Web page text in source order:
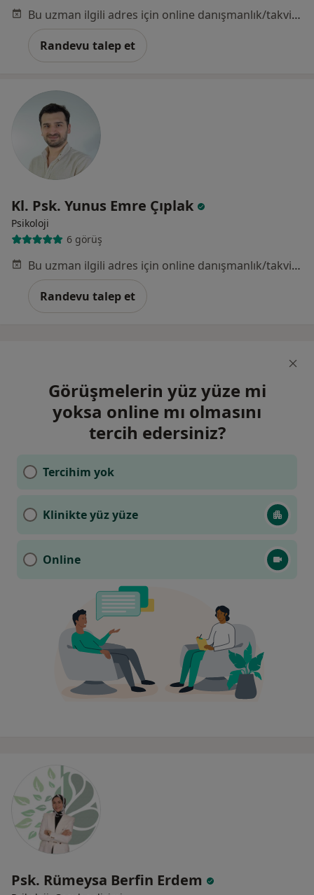
Bu uzman ilgili adres için online danışmanlık/takvim sunmuyor.
Randevu talep et
Kl. Psk. Yunus Emre Çıplak
Psikoloji
6 görüş
Bu uzman ilgili adres için online danışmanlık/takvim sunmuyor.
Randevu talep et
Görüşmelerin yüz yüze mi
yoksa online mı olmasını
tercih edersiniz?
Tercihim yok
Klinikte yüz yüze
Online
Psk. Rümeysa Berfin Erdem